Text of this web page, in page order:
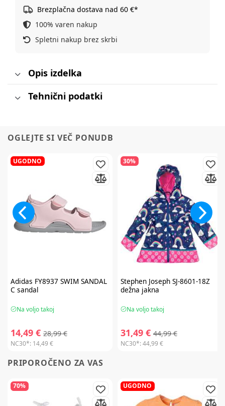
Brezplačna dostava nad 60 €*
100% varen nakup
Spletni nakup brez skrbi
Opis izdelka
Tehnični podatki
OGLEJTE SI VEČ PONUDB
UGODNO
Adidas FY8937 SWIM SANDAL
C sandal
Na voljo takoj
14,49 € 28,99 €
NC30*: 14,49 €
30%
Stephen JosephSJ-8601-18Z
dežna jakna
Na voljo takoj
31,49 € 44,99 €
NC30*:44,99 €
PRIPOROČENO ZA VAS
70% UGODNO